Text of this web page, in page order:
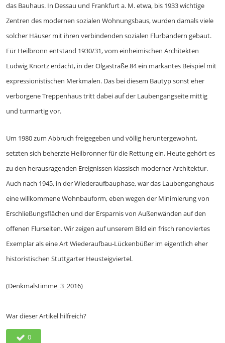
das Bauhaus. In Dessau und Frankfurt a. M. etwa, bis 1933 wichtige
Zentren des modernen sozialen Wohnungsbaus, wurden damals viele
solcher Häuser mit ihren verbindenden sozialen Flurbändern gebaut.
Für Heilbronn entstand 1930/31, vom einheimischen Architekten
Ludwig Knortz erdacht, in der Olgastraße 84 ein markantes Beispiel mit
expressionistischen Merkmalen. Das bei diesem Bautyp sonst eher
verborgene Treppenhaus tritt dabei auf der Laubengangseite mittig
und turmartig vor.
Um 1980 zum Abbruch freigegeben und völlig heruntergewohnt,
setzten sich beherzte Heilbronner für die Rettung ein. Heute gehört es
zu den herausragenden Ereignissen klassisch moderner Architektur.
Auch nach 1945, in der Wiederaufbauphase, war das Laubenganghaus
eine willkommene Wohnbauform, eben wegen der Minimierung von
Erschließungsflächen und der Ersparnis von Außenwänden auf den
offenen Flurseiten. Wir zeigen auf unserem Bild ein frisch renoviertes
Exemplar als eine Art Wiederaufbau-Lückenbüßer im eigentlich eher
historistischen Stuttgarter Heusteigviertel.
(Denkmalstimme_3_2016)
War dieser Artikel hilfreich?
0